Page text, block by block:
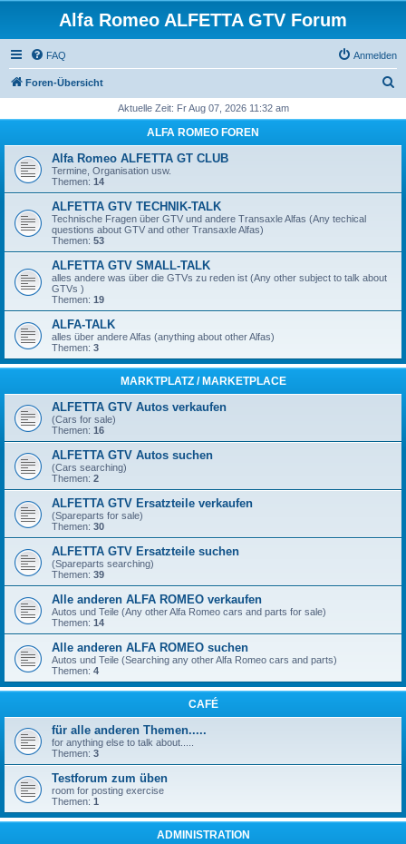
Alfa Romeo ALFETTA GTV Forum
FAQ Anmelden
Foren-Übersicht
h
Aktuelle Zeit: Fr Aug 07, 2026 11:32 am
ALFA ROMEO FOREN
Alfa Romeo ALFETTA GT CLUB
Termine, Organisation usw.
Themen: 14
ALFETTA GTV TECHNIK-TALK
Technische Fragen über GTV und andere Transaxle Alfas (Any techical
questions about GTV and other Transaxle Alfas)
Themen: 53
ALFETTA GTV SMALL-TALK
alles andere was über die GTVs zu reden ist (Any other subject to talk about
GTVs )
Themen: 19
ALFA-TALK
alles über andere Alfas (anything about other Alfas)
Themen: 3
MARKTPLATZ / MARKETPLACE
ALFETTA GTV Autos verkaufen
(Cars for sale)
Themen: 16
ALFETTA GTV Autos suchen
(Cars searching)
Themen: 2
ALFETTA GTV Ersatzteile verkaufen
(Spareparts for sale)
Themen: 30
ALFETTA GTV Ersatzteile suchen
(Spareparts searching)
Themen: 39
Alle anderen ALFA ROMEO verkaufen
Autos und Teile (Any other Alfa Romeo cars and parts for sale)
Themen: 14
Alle anderen ALFA ROMEO suchen
Autos und Teile (Searching any other Alfa Romeo cars and parts)
Themen: 4
CAFÉ
für alle anderen Themen.....
for anything else to talk about.....
Themen: 3
Testforum zum üben
room for posting exercise
Themen: 1
ADMINISTRATION